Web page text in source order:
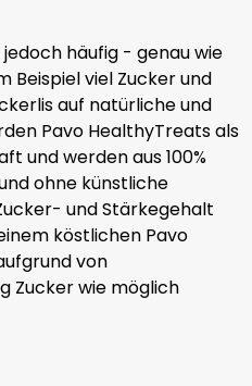
häufig - genau wie
Beispiel viel Zucker und
auf natürliche und
Pavo HealthyTreats als
und werden aus 100%
ohne künstliche
und Stärkegehalt
köstlichen Pavo
von
Zucker wie möglich